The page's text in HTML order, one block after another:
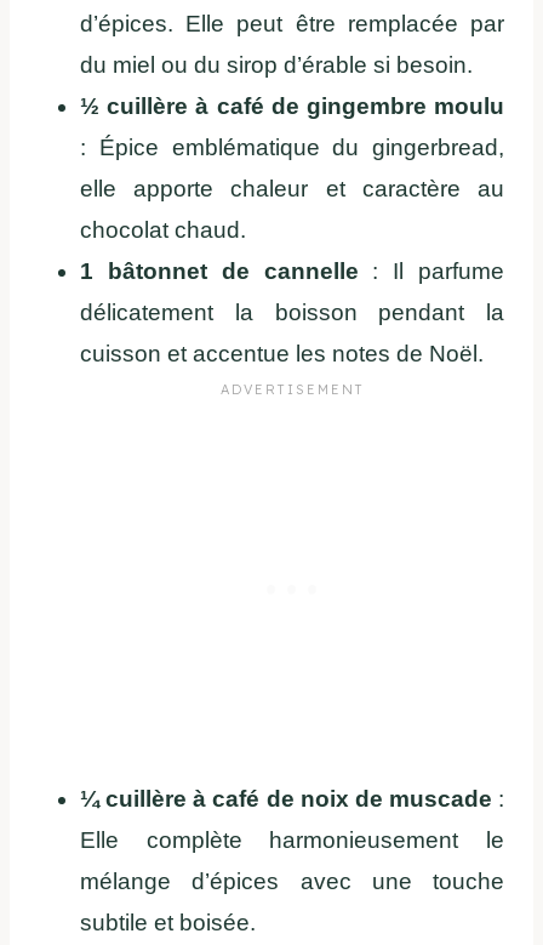
d’épices. Elle peut être remplacée par
du miel ou du sirop d’érable si besoin.
½ cuillère à café de gingembre moulu
: Épice emblématique du gingerbread,
elle apporte chaleur et caractère au
chocolat chaud.
1 bâtonnet de cannelle : Il parfume
délicatement la boisson pendant la
cuisson et accentue les notes de Noël.
¼ cuillère à café de noix de muscade :
Elle complète harmonieusement le
mélange d’épices avec une touche
subtile et boisée.